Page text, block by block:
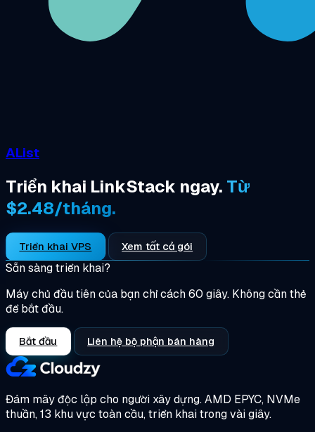
AList
Triển khai LinkStack ngay. Từ
$2.48/tháng.
Triển khai VPS Xem tất cả gói
Sẵn sàng triển khai?
Máy chủ đầu tiên của bạn chỉ cách 60 giây. Không cần thẻ
để bắt đầu.
Bắt đầu Liên hệ bộ phận bán hàng
Đám mây độc lập cho người xây dựng.AMD EPYC, NVMe
thuần, 13 khu vực toàn cầu, triển khai trong vài giây.